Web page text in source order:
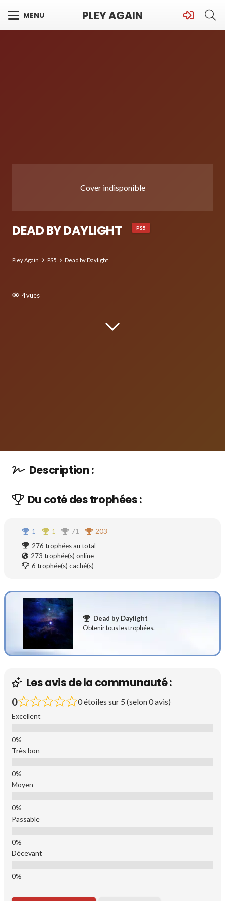
MENU PLEY AGAIN
Cover indisponible
DEAD BY DAYLIGHT PS5
Pley Again PS5 Dead by Daylight
4vues
Description :
Du coté des trophées :
1 1 71
203
276 trophées au total
273 trophée(s) online
6 trophée(s) caché(s)
Dead by Daylight
Obtenir tous les trophées.
Les avis de la communauté :
0 0 étoiles sur 5 (selon 0 avis)
Excellent
Très bon
Moyen
Passable
Décevant